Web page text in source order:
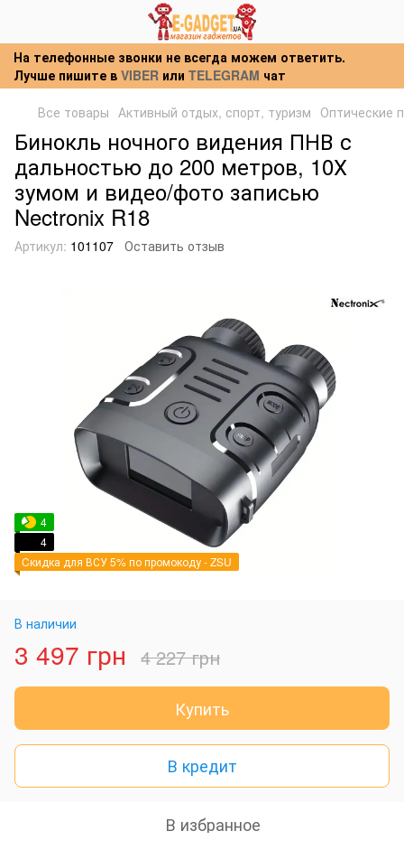
На телефонные звонки не всегда можем ответить.
Лучше пишите в VIBER или TELEGRAM чат
Все товары Активный отдых, спорт, туризм Оптические
Бинокль ночного видения ПНВ с
дальностью до 200 метров, 10Х
зумом и видео/фото записью
Nectronix R18
Артикул: 101107 Оставить отзыв
4
4
Cкидка для ВСУ 5% по промокоду - ZSU
В наличии
3 497 грн 4 227 грн
Купить
В кредит
В избранное